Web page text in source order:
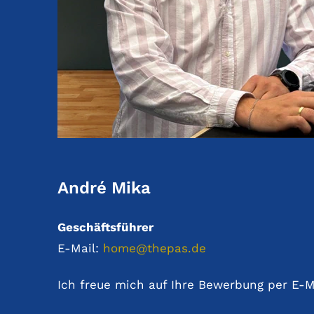
André Mika
Geschäftsführer
E-Mail: home@thepas.de
Ich freue mich auf Ihre Bewerbung per E-